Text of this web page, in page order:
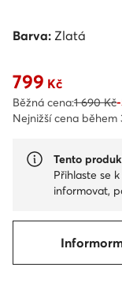
Barva: Zlatá
Aktuální cena 799
799 Kč
Běžná cena:1 690 Kč
Nejnižší cena
Tento
Přihlaste se
informovat,